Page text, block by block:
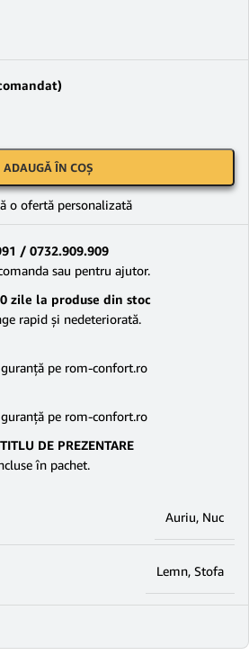
ADAUGĂ ÎN COȘ
o ofertă personalizată
/ 0732.909.909
sau pentru ajutor.
zile la produse din stoc
rapid şi nedeteriorată.
pe rom-confort.ro
pe rom-confort.ro
DE PREZENTARE
în pachet.
Auriu, Nuc
Lemn, Stofa